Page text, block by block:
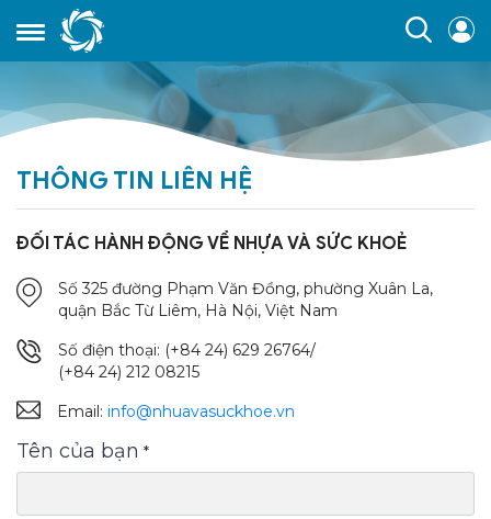
THÔNG TIN LIÊN HỆ
ĐỐI TÁC HÀNH ĐỘNG VỀ NHỰA VÀ SỨC KHOẺ
Số 325 đường Phạm Văn Đồng, phường Xuân La,
quận Bắc Từ Liêm, Hà Nội, Việt Nam
Số điện thoại: (+84 24) 629 26764/
(+84 24) 212 08215
Email: info@nhuavasuckhoe.vn
Tên của bạn *